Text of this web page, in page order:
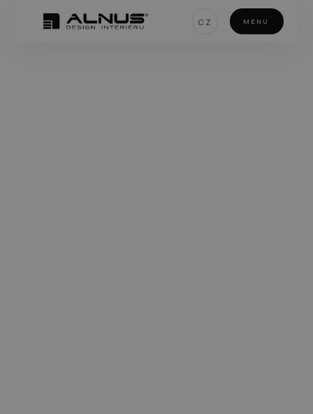
CZ MENU